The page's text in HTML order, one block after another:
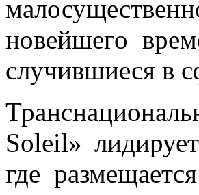
новейшего
случившиеся в
Soleil»
где